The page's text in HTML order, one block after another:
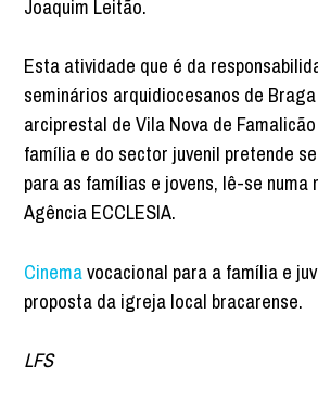
Joaquim Leitão.
Esta atividade que é da
seminários arquidiocesanos de
arciprestal de Vila Nova de
família e do sector juvenil pretende
para as famílias e jovens, lê-se numa
Agência ECCLESIA.
Cinemavocacional para a família e
proposta da igreja local bracarense.
LFS